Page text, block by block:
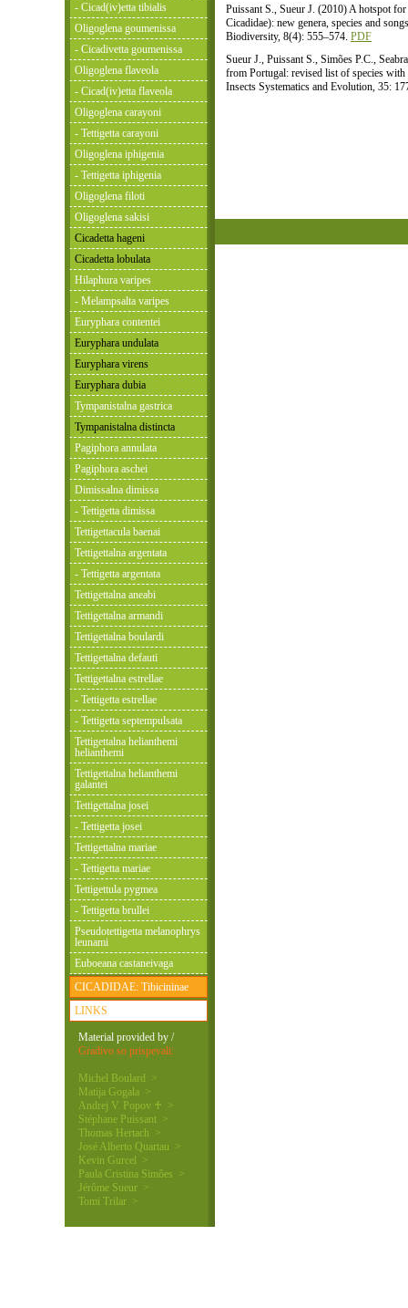
Puissant S., Sueur J. (2010) A hotspot
Cicadidae): new genera, species and
Biodiversity, 8(4): 555–574. PDF
Sueur J., Puissant S., Simões P.C.,
from Portugal: revised list of species
Insects Systematics and Evolution, 35:
- Cicad(iv)etta tibialis
Oligoglena goumenissa
- Cicadivetta goumenissa
Oligoglena flaveola
- Cicad(iv)etta flaveola
Oligoglena carayoni
- Tettigetta carayoni
Oligoglena iphigenia
- Tettigetta iphigenia
Oligoglena filoti
Oligoglena sakisi
Cicadetta hageni
Cicadetta lobulata
Hilaphura varipes
- Melampsalta varipes
Euryphara contentei
Euryphara undulata
Euryphara virens
Euryphara dubia
Tympanistalna gastrica
Tympanistalna distincta
Pagiphora annulata
Pagiphora aschei
Dimissalna dimissa
- Tettigetta dimissa
Tettigettacula baenai
Tettigettalna argentata
- Tettigetta argentata
Tettigettalna aneabi
Tettigettalna armandi
Tettigettalna boulardi
Tettigettalna defauti
Tettigettalna estrellae
- Tettigetta estrellae
- Tettigetta septempulsata
Tettigettalna helianthemi
helianthemi
Tettigettalna helianthemi
galantei
Tettigettalna josei
- Tettigetta josei
Tettigettalna mariae
- Tettigetta mariae
Tettigettula pygmea
- Tettigetta brullei
Pseudotettigetta melanophrys
leunami
Euboeana castaneivaga
CICADIDAE: Tibicininae
LINKS
Material provided by /
Gradivo so prispevali:
Michel Boulard >
Matija Gogala >
Andrej V. Popov ♰ >
Stéphane Puissant >
Thomas Hertach >
José Alberto Quartau >
Kevin Gurcel >
Paula Cristina Simões >
Jérôme Sueur >
Tomi Trilar >